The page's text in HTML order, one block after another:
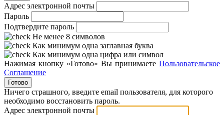
Адрес электронной почты
Пароль
Подтвердите пароль
Не менее 8 символов
Как минимум одна заглавная буква
Как минимум одна цифра или символ
Нажимая кнопку «Готово» Вы принимаете Пользовательское
Соглашение
Готово
Ничего страшного, введите email пользователя, для которого
необходимо восстановить пароль.
Адрес электронной почты